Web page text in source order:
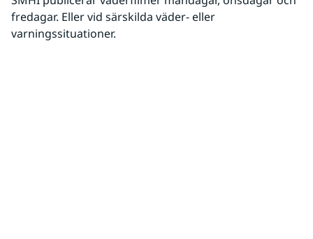
fredagar. Eller vid särskilda väder- eller
varningssituationer.